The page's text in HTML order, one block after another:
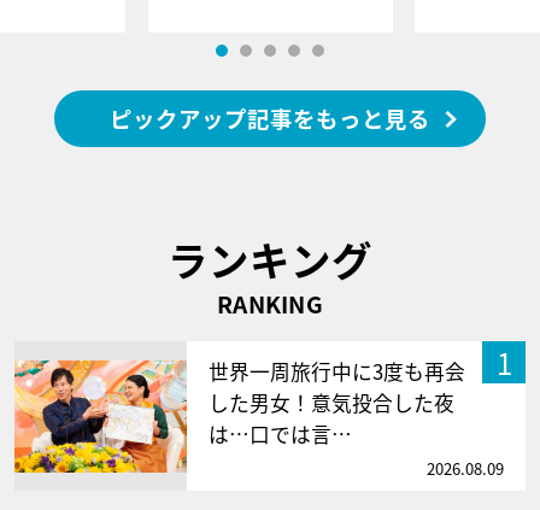
ピックアップ記事をもっと見る
ランキング
RANKING
1
世界一周旅行中に3度も再会
した男女！意気投合した夜
は…口では言…
2026.08.09